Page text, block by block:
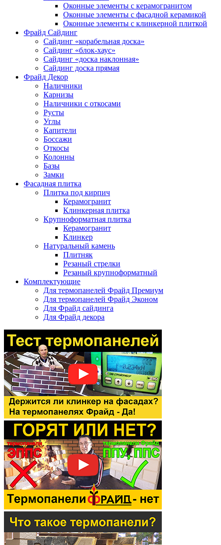
Оконные элементы с керамогранитом
Оконные элементы с фасадной керамикой
Оконные элементы с клинкерной плиткой
Фрайд Сайдинг
Сайдинг «корабельная доска»
Сайдинг «блок-хаус»
Сайдинг «доска наклонная»
Сайдинг доска прямая
Фрайд Декор
Наличники
Карнизы
Наличники с откосами
Русты
Углы
Капители
Боссажи
Откосы
Колонны
Базы
Замки
Фасадная плитка
Плитка под кирпич
Керамогранит
Клинкерная плитка
Крупноформатная плитка
Керамогранит
Клинкер
Натуральный камень
Плитняк
Резаный стрелки
Резаный крупноформатный
Комплектующие
Для термопанелей Фрайд Премиум
Для термопанелей Фрайд Эконом
Для Фрайд сайдинга
Для Фрайд декора